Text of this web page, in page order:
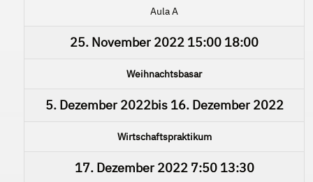
Aula A
25. November 2022 15:00 18:00
Weihnachtsbasar
5. Dezember 2022bis 16. Dezember 2022
Wirtschaftspraktikum
17. Dezember 20227:50 13:30